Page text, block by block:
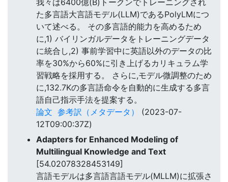
た多言語大言語モデル(LLM)であるPolyLMにつ
いて述べる。 その多言語的能力を高めるため
に,1) バイリンガルデータをトレーニングデータ
に統合し,2) 事前学習中に英語以外のデータの比
率を30%から60%に引き上げるカリキュラム学
習戦略を採用する。 さらに,モデル微調整のため
に,132.7Kの多言語命令を自動的に生成する多言
語自己指示手法を提案する。
論文 参考訳（メタデータ）
(2023-07-
12T09:00:37Z)
Adapters for Enhanced Modeling of
Multilingual Knowledge and Text
[54.02078328453149]
言語モデルは多言語言語モデル(MLLM)に拡張さ